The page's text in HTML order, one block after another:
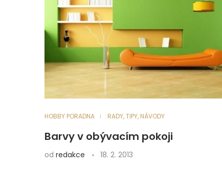
HOBBY PORADNA RADY, TIPY, NÁVODY
Barvy v obývacím pokoji
od redakce 18. 2. 2013